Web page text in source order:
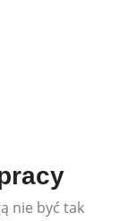
nie być tak